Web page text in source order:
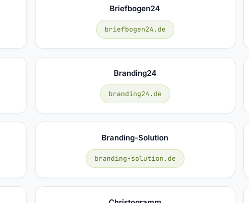
Briefbogen24
briefbogen24.de
Branding24
branding24.de
Branding-Solution
branding-solution.de